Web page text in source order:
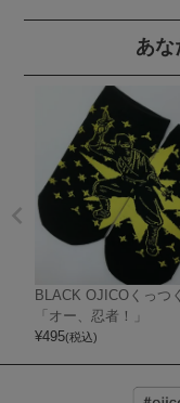
あな
BLACK OJICOくっつ
「オー、忍者！」
¥495(税込)